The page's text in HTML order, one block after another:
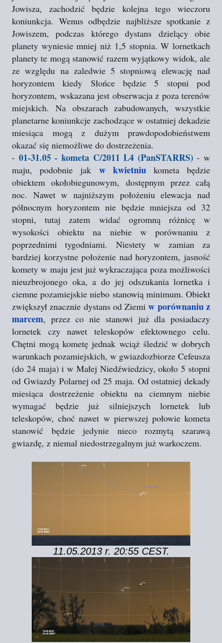
Jowisza, zachodzić będzie kolejna tego wieczoru
koniunkcja. Wenus odbędzie najbliższe spotkanie z
Jowiszem, podczas którego dystans dzielący obie
planety wyniesie mniej niż 1,5 stopnia. W lornetkach
planety te mogą stanowić razem wyjątkowy widok, ale
ze względu na zaledwie 5 stopniową elewację nad
horyzontem kiedy Słońce będzie 5 stopni pod
horyzontem, wskazana jest obserwacja z poza terenów
miejskich. Na obszarach zabudowanych, wszystkie
planetarne koniunkcje zachodzące w ostatniej dekadzie
miesiąca mogą z dużym prawdopodobieństwem
okazać się niemożliwe do dostrzeżenia.
- 01-31.05 - kometa C/2011 L4 (PanSTARRS) - w
maju, podobnie jak w kwietniu kometa będzie
obiektem okołobiegunowym, dostępnym przez całą
noc. Nawet w najniższym położeniu elewacja nad
północnym horyzontem nie będzie mniejsza od 32
stopni, tutaj zatem widać ogromną różnicę w
wysokości obiektu na niebie w porównaniu z
poprzednimi tygodniami. Niestety w zamian za
bardziej korzystne położenie nad horyzontem, jasność
komety w maju jest już wykraczająca poza możliwości
nieuzbrojonego oka, a do jej odszukania lornetka i
ciemne pozamiejskie niebo stanowią minimum. Obiekt
zwiększył znacznie dystans od Ziemiw porównaniu z
marcem, przez co nie stanowi już dla posiadaczy
lornetek czy nawet teleskopów efektownego celu.
Chętni mogą kometę jednak wciąż śledzić w dobrych
warunkach pozamiejskich, w gwiazdozbiorze Cefeusza
(do 24 maja) i w Małej Niedźwiedzicy, około 5 stopni
od Gwiazdy Polarnej od 25 maja. Od ostatniej dekady
miesiąca dostrzeżenie obiektu na ciemnym niebie
wymagać będzie już silniejszych lornetek lub
teleskopów, choć nawet w pierwszej połowie kometa
stanowić będzie jedynie nieco rozmytą szarawą
gwiazdę, z niemal niedostrzegalnym już warkoczem.
11.05.2013 r. 20:55 CEST.